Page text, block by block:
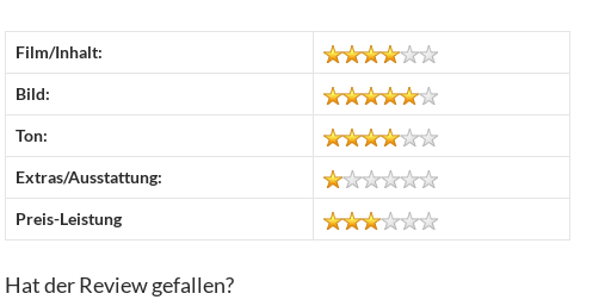
Film/Inhalt:
Bild:
Ton:
Extras/Ausstattung:
Preis-Leistung
Hat der Review gefallen?